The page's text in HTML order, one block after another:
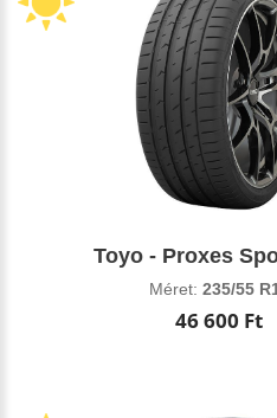
Toyo - Proxes
Méret: 235/55
46 600 Ft